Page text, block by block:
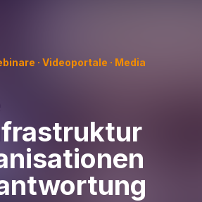
· Videoportale · Media